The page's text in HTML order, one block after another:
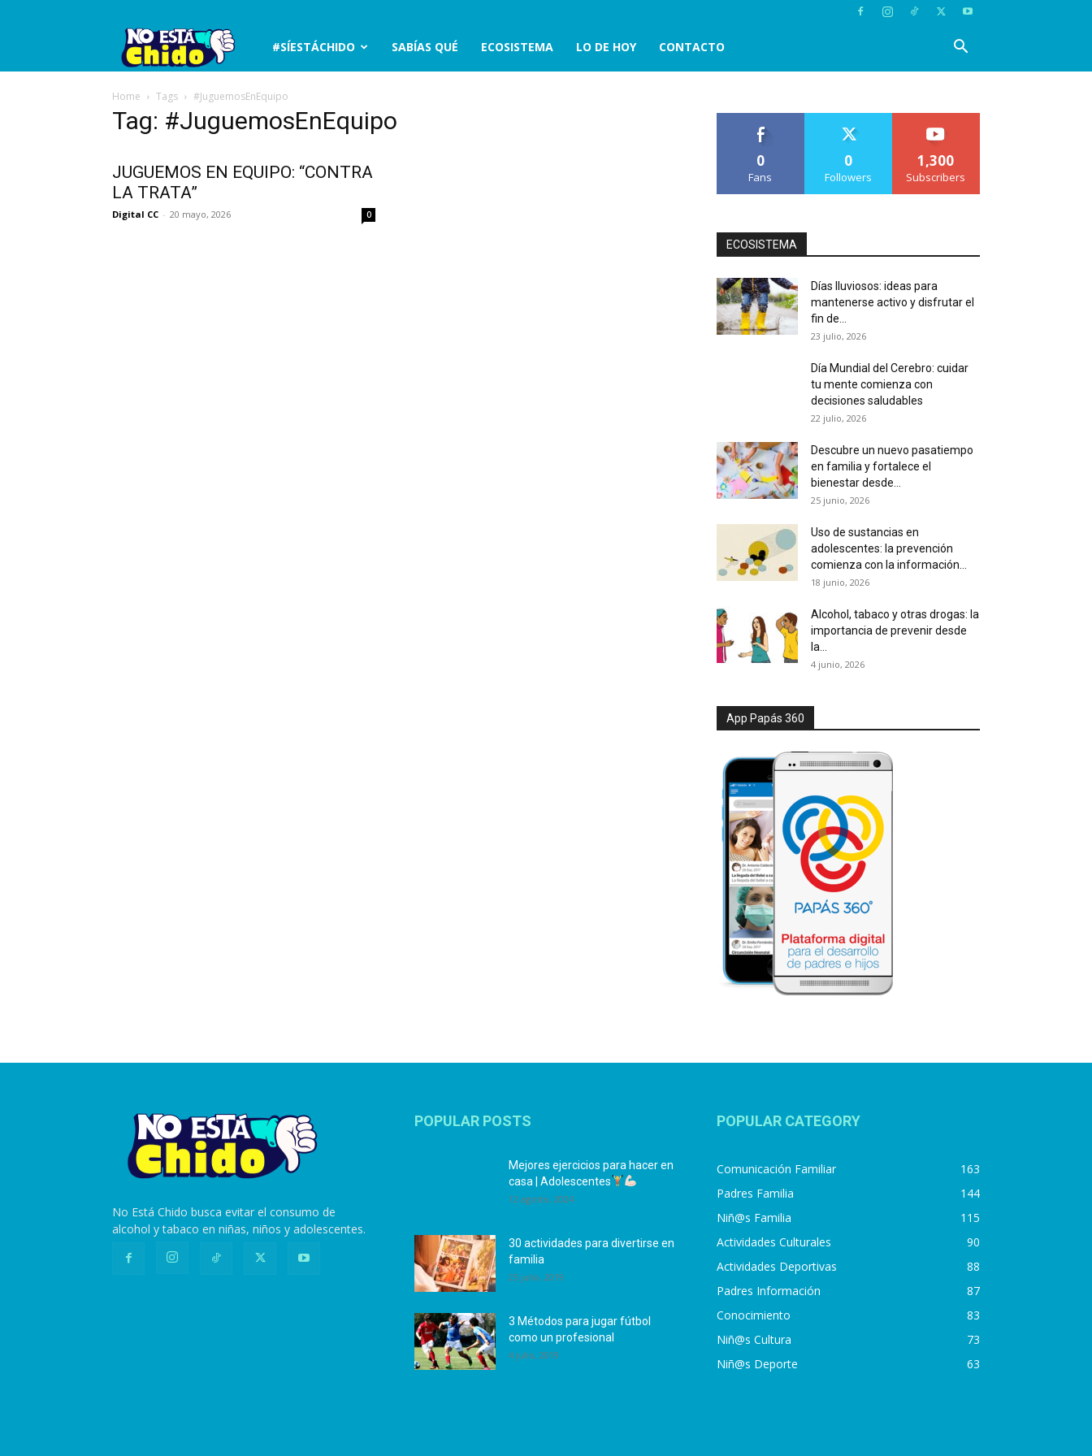
No
está
#SÍESTÁCHIDO SABÍAS QUÉ ECOSISTEMA LO DE HOY CONTACTO
Home Tags #JuguemosEnEquipo
Tag: #JuguemosEnEquipo
JUGUEMOS EN EQUIPO: “CONTRA
LA TRATA”
Digital CC - 20 mayo, 2026 0
0
Fans
0
Followers
1,300
Subscribers
ECOSISTEMA
Días lluviosos: ideas para
mantenerse activo y disfrutar el
fin de...
23 julio, 2026
Día Mundial del Cerebro: cuidar
tu mente comienza con
decisiones saludables
22 julio, 2026
Descubre un nuevo pasatiempo
en familia y fortalece el
bienestar desde...
25 junio, 2026
Uso de sustancias en
adolescentes: la prevención
comienza con la información...
18 junio, 2026
Alcohol, tabaco y otras drogas: la
importancia de prevenir desde
la...
4 junio, 2026
App Papás 360
No Está Chido busca evitar el consumo de
alcohol y tabaco en niñas, niños y adolescentes.
POPULAR POSTS
Mejores ejercicios para hacer en
casa | Adolescentes
12 agosto, 2024
30 actividades para divertirse en
familia
25 julio, 2019
3 Métodos para jugar fútbol
como un profesional
4 julio, 2019
POPULAR CATEGORY
Comunicación Familiar
163
Padres Familia
144
Niñ@s Familia
115
Actividades Culturales
90
Actividades Deportivas
88
Padres Información
87
Conocimiento
83
Niñ@s Cultura
73
Niñ@s Deporte
63